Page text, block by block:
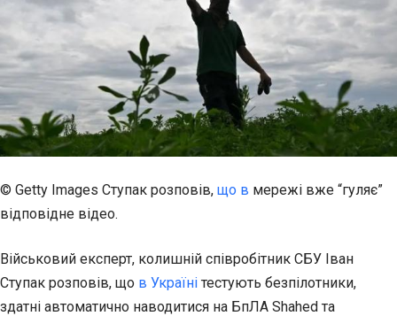
© Getty Images Ступак розповів, що в мережі вже “гуляє”
відповідне відео.
Військовий експерт, колишній співробітник СБУ Іван
Ступак розповів, що в Україні тестують безпілотники,
здатні автоматично наводитися на БпЛА Shahed та